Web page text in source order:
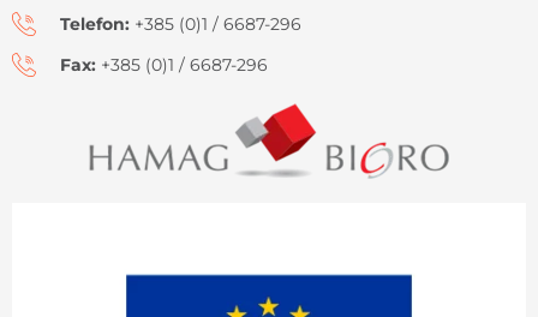
Telefon: +385 (0)1 / 6687-296
Fax: +385 (0)1 / 6687-296